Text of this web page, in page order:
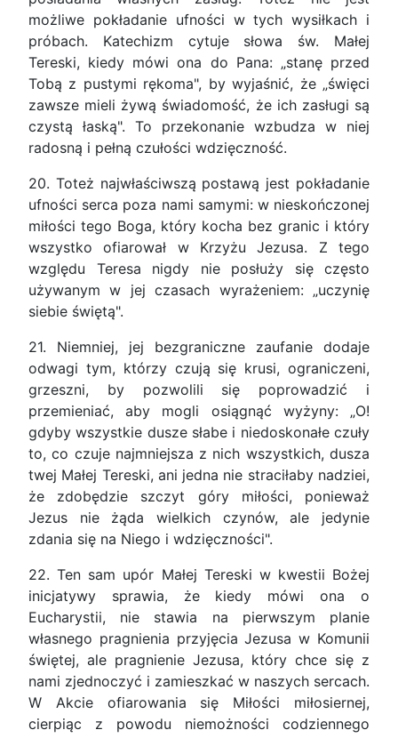
możliwe pokładanie ufności w tych wysiłkach i
próbach. Katechizm cytuje słowa św. Małej
Tereski, kiedy mówi ona do Pana: „stanę przed
Tobą z pustymi rękoma", by wyjaśnić, że „święci
zawsze mieli żywą świadomość, że ich zasługi są
czystą łaską". To przekonanie wzbudza w niej
radosną i pełną czułości wdzięczność.
20. Toteż najwłaściwszą postawą jest pokładanie
ufności serca poza nami samymi: w nieskończonej
miłości tego Boga, który kocha bez granic i który
wszystko ofiarował w Krzyżu Jezusa. Z tego
względu Teresa nigdy nie posłuży się często
używanym w jej czasach wyrażeniem: „uczynię
siebie świętą".
21. Niemniej, jej bezgraniczne zaufanie dodaje
odwagi tym, którzy czują się krusi, ograniczeni,
grzeszni, by pozwolili się poprowadzić i
przemieniać, aby mogli osiągnąć wyżyny: „O!
gdyby wszystkie dusze słabe i niedoskonałe czuły
to, co czuje najmniejsza z nich wszystkich, dusza
twej Małej Tereski, ani jedna nie straciłaby nadziei,
że zdobędzie szczyt góry miłości, ponieważ
Jezus nie żąda wielkich czynów, ale jedynie
zdania się na Niego i wdzięczności".
22. Ten sam upór Małej Tereski w kwestii Bożej
inicjatywy sprawia, że kiedy mówi ona o
Eucharystii, nie stawia na pierwszym planie
własnego pragnienia przyjęcia Jezusa w Komunii
świętej, ale pragnienie Jezusa, który chce się z
nami zjednoczyć i zamieszkać w naszych sercach.
W Akcie ofiarowania się Miłości miłosiernej,
cierpiąc z powodu niemożności codziennego